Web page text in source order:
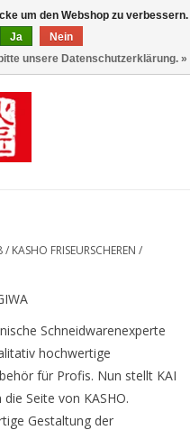
/ KASHO FRISEURSCHEREN /
Schneidwarenexperte
hochwertige
für Profis. Nun stellt KAI
Seite von KASHO.
Gestaltung der
um den Webshop zu verbessern.
Ja
Nein
unsere Datenschutzerklärung. »